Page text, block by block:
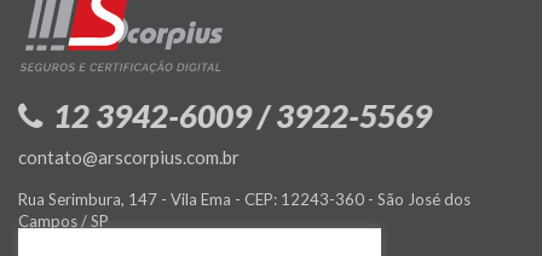
12 3942-6009 / 3922-5569
contato@arscorpius.com.br
Rua Serimbura, 147 - Vila Ema - CEP: 12243-360 - São José dos
Campos / SP